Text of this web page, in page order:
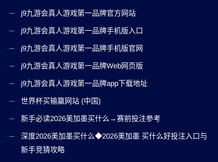
j9九游会真人游戏第一品牌官方网站
j9九游会真人游戏第一品牌手机版入口
j9九游会真人游戏第一品牌手机版官网
j9九游会真人游戏第一品牌Web网页版
j9九游会真人游戏第一品牌app下载地址
世界杯买输赢网站 (中国)
新手必读2026美加墨买什么→赛前投注参考
深度2026美加墨买什么◆2026美加墨 买什么好投注入口与
新手竞猜攻略